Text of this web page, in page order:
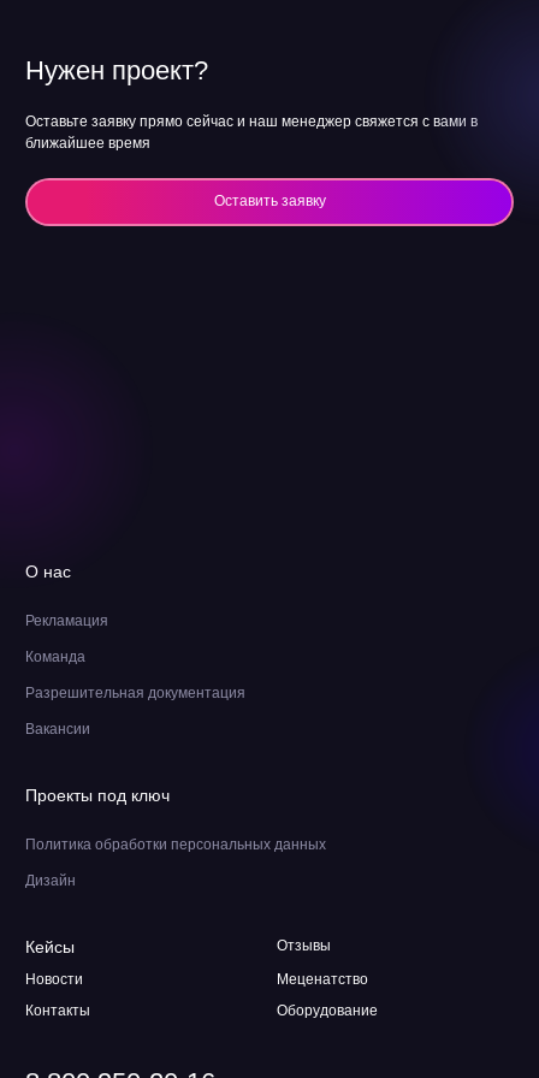
Нужен проект?
Оставьте заявку прямо сейчас и наш менеджер свяжется с вами в
ближайшее время
Оставить заявку
О нас
Рекламация
Команда
Разрешительная документация
Вакансии
Проекты под ключ
Политика обработки персональных данных
Дизайн
Кейсы
Отзывы
Новости
Меценатство
Контакты
Оборудование